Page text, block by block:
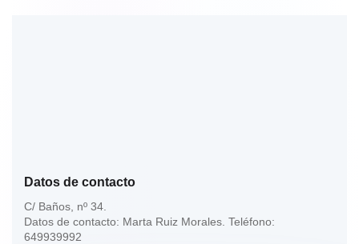
Datos de contacto
C/ Baños, nº 34.
Datos de contacto: Marta Ruiz Morales. Teléfono:
649939992